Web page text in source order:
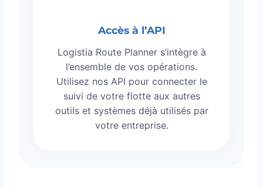
Accès à l’API
Logistia Route Planner s’intègre à
l’ensemble de vos opérations.
Utilisez nos API pour connecter le
suivi de votre flotte aux autres
outils et systèmes déjà utilisés par
votre entreprise.